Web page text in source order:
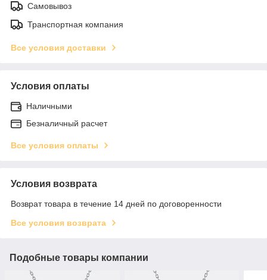
Самовывоз
Транспортная компания
Все условия доставки
Условия оплаты
Наличными
Безналичный расчет
Все условия оплаты
Условия возврата
Возврат товара в течение 14 дней по договоренности
Все условия возврата
Подобные товары компании